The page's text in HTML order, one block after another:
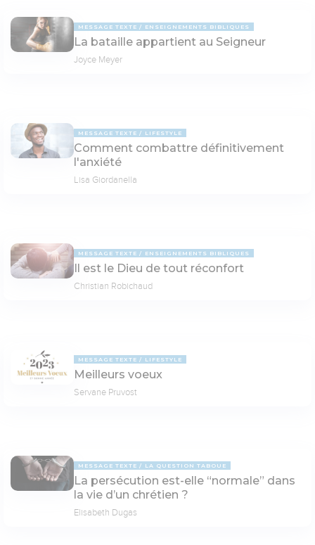
MESSAGE TEXTE ENSEIGNEMENTS BIBLIQUES
La bataille appartient au Seigneur
Joyce Meyer
MESSAGE TEXTE LIFESTYLE
Comment combattre définitivement
l'anxiété
Lisa Giordanella
MESSAGE TEXTE ENSEIGNEMENTS BIBLIQUES
Il est le Dieu de tout réconfort
Christian Robichaud
MESSAGE TEXTE LIFESTYLE
Meilleurs voeux
Servane Pruvost
MESSAGE TEXTE LA QUESTION TABOUE
La persécution est-elle “normale” dans
la vie d’un chrétien ?
Elisabeth Dugas